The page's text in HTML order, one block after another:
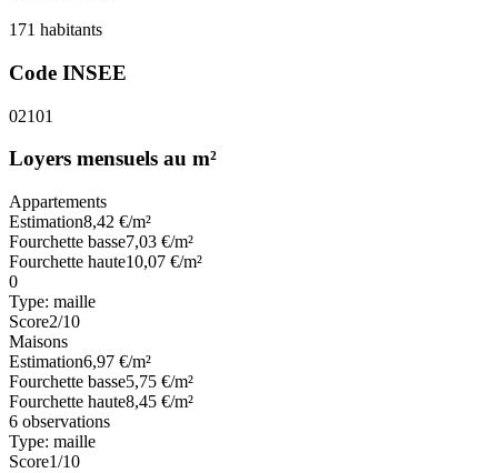
171 habitants
Code INSEE
02101
Loyers mensuels au m²
Appartements
Estimation8,42 €/m²
Fourchette basse7,03 €/m²
Fourchette haute10,07 €/m²
0
Type: maille
Score2/10
Maisons
Estimation6,97 €/m²
Fourchette basse5,75 €/m²
Fourchette haute8,45 €/m²
6 observations
Type: maille
Score1/10